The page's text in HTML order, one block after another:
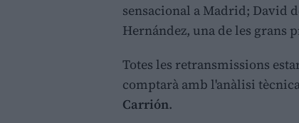
sensacional a Madrid; David
Hernández, una de les grans
Totes les retransmissions
comptarà amb l'anàlisi
Carrión.